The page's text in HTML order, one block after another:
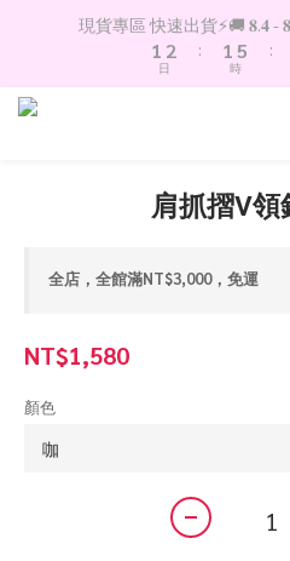
現貨專區 快速出貨⚡️🚚 𝟖.𝟒 -
2
1
0
3
2
1
日
:
2
1
0
6
5
4
時
:
肩抓摺V
全店，全館滿NT$3,000，免運
NT$1,580
顏色